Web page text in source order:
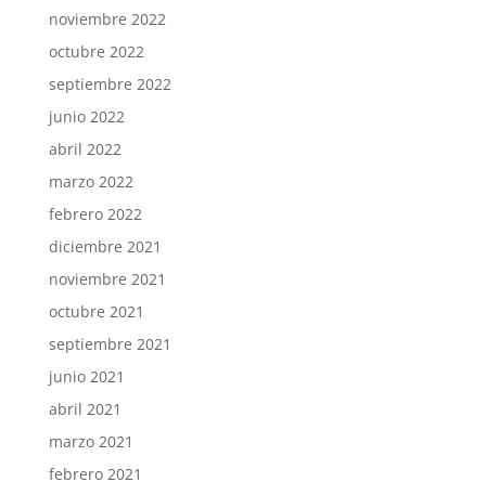
noviembre 2022
octubre 2022
septiembre 2022
junio 2022
abril 2022
marzo 2022
febrero 2022
diciembre 2021
noviembre 2021
octubre 2021
septiembre 2021
junio 2021
abril 2021
marzo 2021
febrero 2021